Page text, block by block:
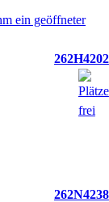
262H4202
262N4238